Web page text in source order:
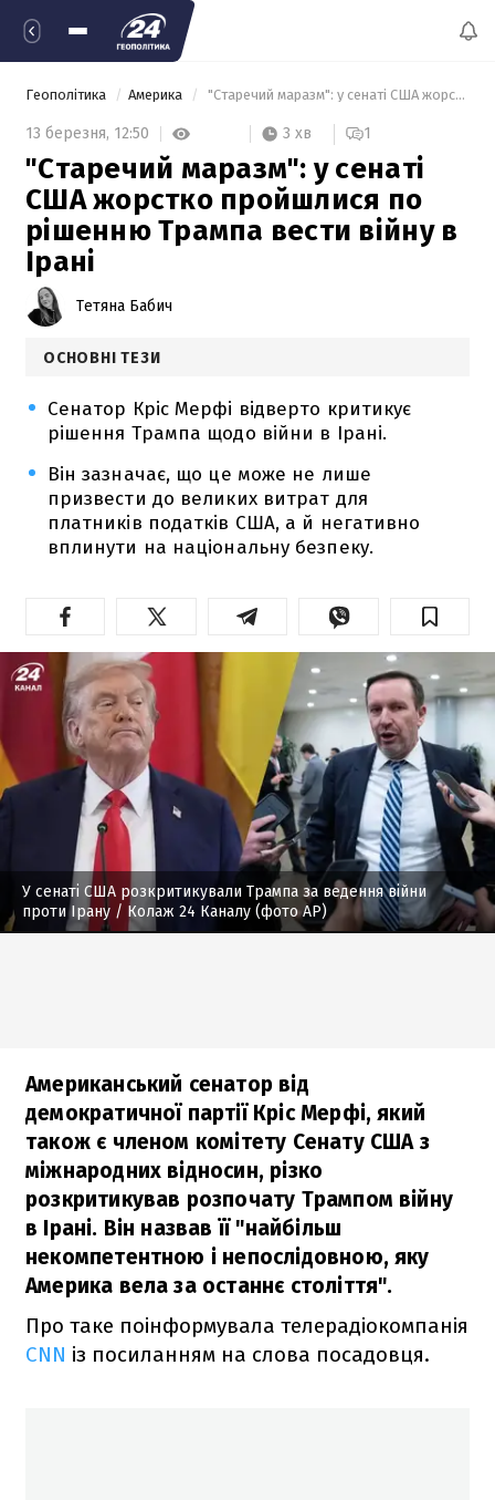
Геополітика Америка "Старечий маразм": у сенаті США жорстко пройшлися по рішенню Трампа вести війну в Ірані
13 березня, 12:50 3 хв 1
"Старечий маразм": у сенаті
США жорстко пройшлися по
рішенню Трампа вести війну в
Ірані
Тетяна Бабич
ОСНОВНІ ТЕЗИ
Сенатор Кріс Мерфі відверто критикує
рішення Трампа щодо війни в Ірані.
Він зазначає, що це може не лише
призвести до великих витрат для
платників податків США, а й негативно
вплинути на національну безпеку.
У сенаті США розкритикували Трампа за ведення війни
проти Ірану / Колаж 24 Каналу (фото AP)
Американський сенатор від
демократичної партії Кріс Мерфі, який
також є членом комітету Сенату США з
міжнародних відносин, різко
розкритикував розпочату Трампом війну
в Ірані. Він назвав її "найбільш
некомпетентною і непослідовною, яку
Америка вела за останнє століття".
Про таке поінформувала телерадіокомпанія
CNN із посиланням на слова посадовця.